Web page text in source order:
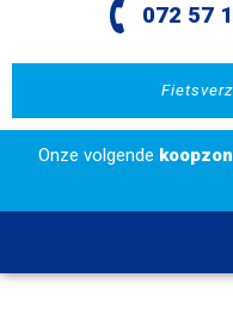
072 57
Onze volgende